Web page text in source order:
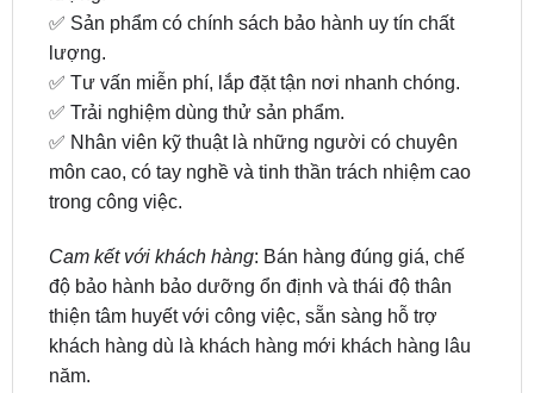
✅ Sản phẩm chính hãng được nhập khẩu 100%
✅ Sản phẩm có giá hành xứng đáng với chất
lượng.
✅ Sản phẩm có chính sách bảo hành uy tín chất
lượng.
✅ Tư vấn miễn phí, lắp đặt tận nơi nhanh chóng.
✅ Trải nghiệm dùng thử sản phẩm.
môn cao, có tay nghề và tinh thần trách nhiệm cao
trong công việc.
Cam kết với khách hàng : Bán hàng đúng giá, chế
độ bảo hành bảo dưỡng ổn định và thái độ thân